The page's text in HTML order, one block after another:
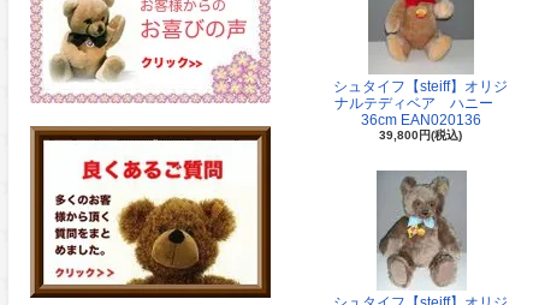
シュタイフ【steiff】オリジ
ナルテディベア ハニー
36cm EAN020136
39,800円(税込)